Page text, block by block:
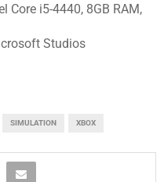
Core i5-4440, 8GB RAM,
Studios
SIMULATION XBOX